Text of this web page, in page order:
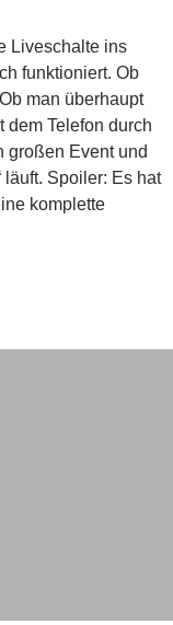
Liveschalte ins
funktioniert. Ob
man überhaupt
dem Telefon durch
großen Event und
läuft. Spoiler: Es hat
komplette
Sendung – und